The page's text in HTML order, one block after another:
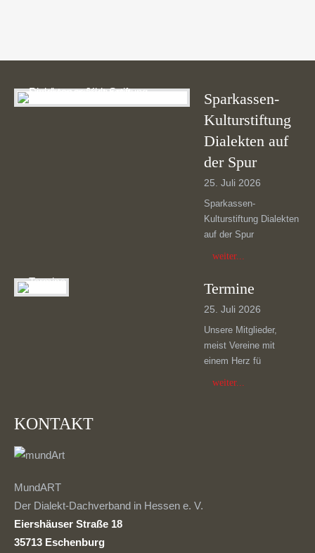
Sparkassen-
Kulturstiftung
Dialekten auf
der Spur
25. Juli 2026
Sparkassen-
Kulturstiftung Dialekten
auf der Spur
weiter...
Termine
25. Juli 2026
Unsere Mitglieder,
meist Vereine mit
einem Herz fü
weiter...
KONTAKT
MundART
Der Dialekt-Dachverband in Hessen e. V.
Eiershäuser Straße 18
35713 Eschenburg